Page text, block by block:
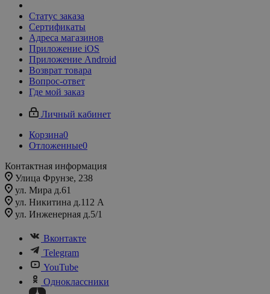
Статус заказа
Сертификаты
Адреса магазинов
Приложение iOS
Приложение Android
Возврат товара
Вопрос-ответ
Где мой заказ
Личный кабинет
Корзина0
Отложенные0
Контактная информация
Улица Фрунзе, 238​
ул. Мира д.61
ул. Никитина д.112 А
ул. Инженерная д.5/1
Вконтакте
Telegram
YouTube
Одноклассники